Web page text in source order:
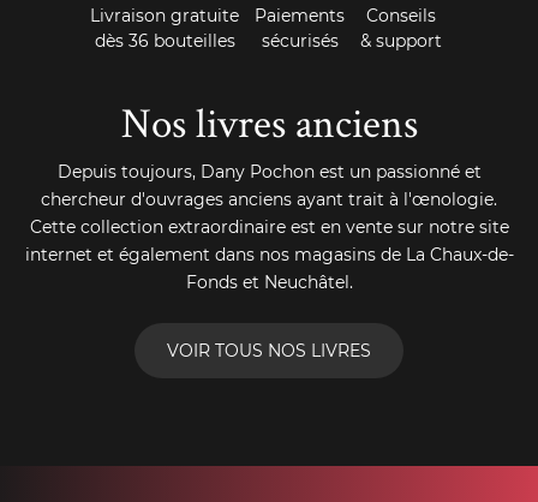
Livraison gratuite
dès 36 bouteilles
Paiements
sécurisés
Conseils
& support
Nos livres anciens
Depuis toujours, Dany Pochon est un passionné et
chercheur d'ouvrages anciens ayant trait à l'œnologie.
Cette collection extraordinaire est en vente sur notre site
internet et également dans nos magasins de La Chaux-de-
Fonds et Neuchâtel.
VOIR TOUS NOS LIVRES